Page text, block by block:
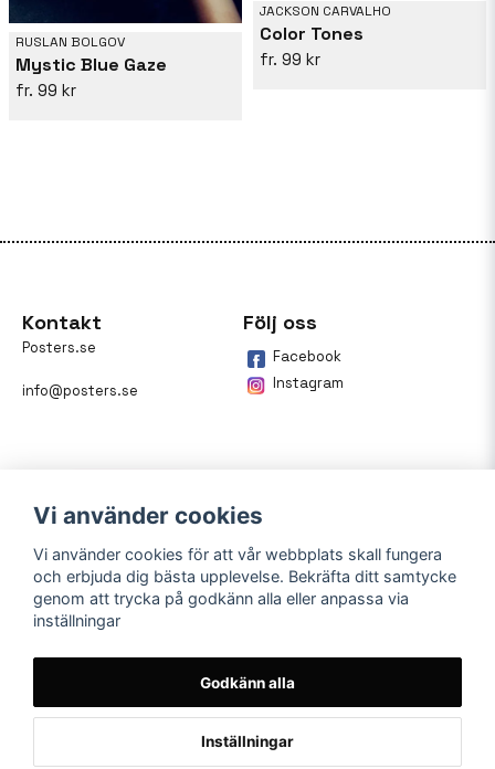
RUSLAN BOLGOV
Mystic Blue Gaze
99 kr
JACKSON CARVALHO
Color Tones
99 kr
Kontakt
Posters.se
info@posters.se
Följ oss
Facebook
Instagram
Betalning
På posters.se kan du enkelt
Vi använder cookies
Vi använder cookies för att vår webbplats skall fungera
och erbjuda dig bästa upplevelse. Bekräfta ditt samtycke
genom att trycka på godkänn alla eller anpassa via
inställningar
Godkänn alla
Inställningar